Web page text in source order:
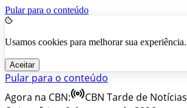
Pular para o conteúdo
Usamos cookies para melhorar sua experiência.
Aceitar
Pular para o conteúdo
Agora na CBN:
CBN Tarde de Notícias